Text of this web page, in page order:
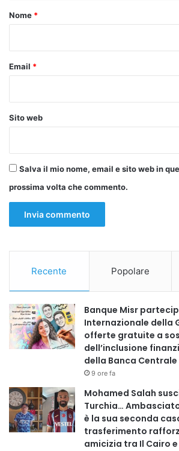
turco”.
o
Nome *
Email *
Sito web
Salva il mio nome, email e sito web in
prossima volta che commento.
Recente Popolare
Banque Misr
Internazionale della
offerte gratuite a
dell’inclusione
della Banca Centrale
9 ore fa
Mohamed Salah
Turchia…
è la sua seconda
trasferimento
amicizia tra Il Cairo